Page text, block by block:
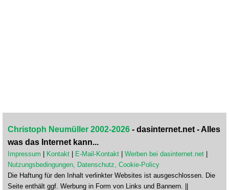
Christoph Neumüller 2002-2026 - dasinternet.net - Alles
was das Internet kann...
Impressum Kontakt E-Mail-Kontakt Werben bei dasinternet.net
Nutzungsbedingungen, Datenschutz, Cookie-Policy
Die Haftung für den Inhalt verlinkter Websites ist ausgeschlossen. Die
Seite enthält ggf. Werbung in Form von Links und Bannern. ||